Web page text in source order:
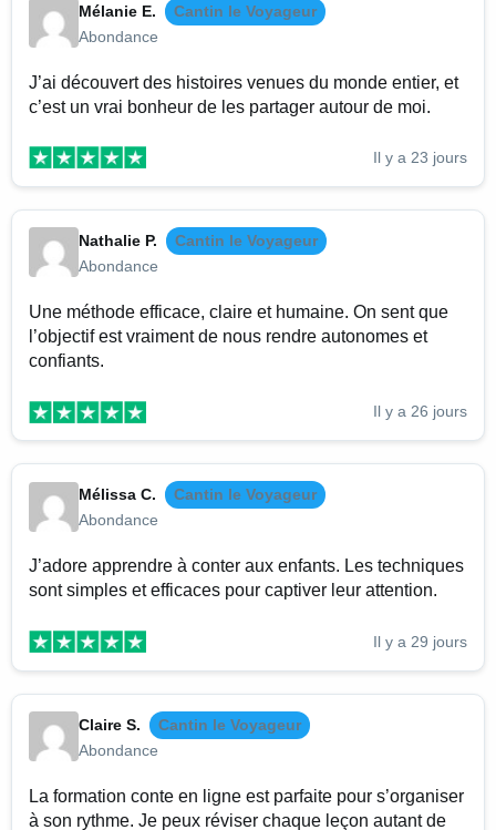
Mélanie E.
Cantin le Voyageur
Abondance
J’ai découvert des histoires venues du monde entier, et
c’est un vrai bonheur de les partager autour de moi.
Il y a 23 jours
Nathalie P.
Cantin le Voyageur
Abondance
Une méthode efficace, claire et humaine. On sent que
l’objectif est vraiment de nous rendre autonomes et
confiants.
Il y a 26 jours
Mélissa C.
Cantin le Voyageur
Abondance
J’adore apprendre à conter aux enfants. Les techniques
sont simples et efficaces pour captiver leur attention.
Il y a 29 jours
Claire S.
Cantin le Voyageur
Abondance
La formation conte en ligne est parfaite pour s’organiser
à son rythme. Je peux réviser chaque leçon autant de